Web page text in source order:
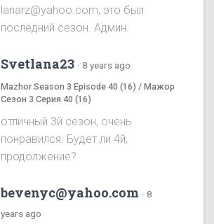
lanarz@yahoo.com, это был
последний сезон. Админ.
Svetlana23 · 8 years ago
Mazhor Season 3 Episode 40 (16) / Мажор
Сезон 3 Серия 40 (16)
отличный 3й сезон, очень
понравился. Будет ли 4й,
продолжение?
bevenyc@yahoo.com · 8
years ago